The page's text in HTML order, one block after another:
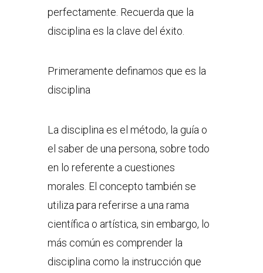
perfectamente. Recuerda que la
disciplina es la clave del éxito.
Primeramente definamos que es la
disciplina
La disciplina es el método, la guía o
el saber de una persona, sobre todo
en lo referente a cuestiones
morales. El concepto también se
utiliza para referirse a una rama
científica o artística, sin embargo, lo
más común es comprender la
disciplina como la instrucción que